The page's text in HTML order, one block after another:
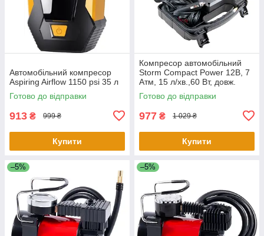
Автомобільний компресор
Aspiring Airflow 1150 psi 35 л
Готово до відправки
913 ₴ 999 ₴
Купити
Компресор автомобільний
Storm Compact Power 12В, 7
Атм, 15 л/хв.,60 Вт, довж.
шланга 0,45
Готово до відправки
977 ₴ 1 029 ₴
Купити
–5% –5%